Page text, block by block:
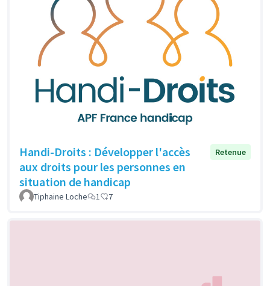
Handi-Droits : Développer l'accès
aux droits pour les personnes en
situation de handicap
Retenue
Tiphaine Loche 1 7